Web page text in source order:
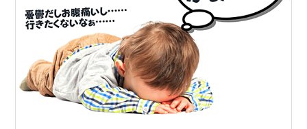
類語
ブルーマンデー